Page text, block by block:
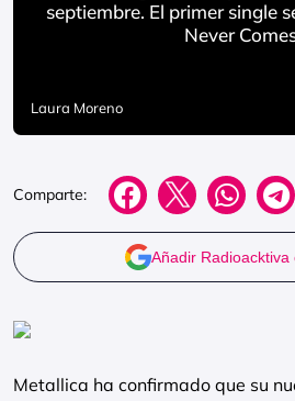
septiembre. El primer single
Never
Laura Moreno
Comparte:
Añadir Radioacktiva
Metallica ha confirmado que su